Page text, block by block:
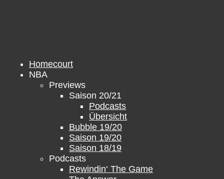
Homecourt
NBA
Previews
Saison 20/21
Podcasts
Übersicht
Bubble 19/20
Saison 19/20
Saison 18/19
Podcasts
Rewindin‘ The Game